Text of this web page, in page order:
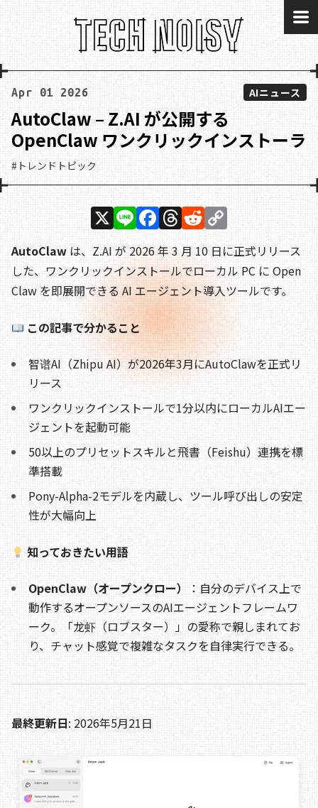
Apr 01 2026 AIニュース
AutoClaw – Z.AI が公開する
OpenClaw ワンクリックインストーラ
#トレンドトピック
X Li
n
e
F
a
c
e
b
o
o
k
T
h
re
a
s
R
e
d
di
o
p
y
n
k
AutoClaw は、Z.AI が 2026 年 3 月 10 日に正式リリース
した、ワンクリックインストールでローカル PC に Open
Claw を即展開できる AI エージェント導入ツールです。
この記事で分かること
智谱AI（Zhipu AI）が2026年3月にAutoClawを正式リ
リース
ワンクリックインストールで1分以内にローカルAIエー
ジェントを起動可能
50以上のプリセットスキルと飛書（Feishu）連携を標
準搭載
Pony-Alpha-2モデルを内蔵し、ツール呼び出しの安定
性が大幅向上
知っておきたい用語
OpenClaw（オープンクロー）
：自分のデバイス上で
動作するオープンソースのAIエージェントフレームワ
ーク。「龙虾（ロブスター）」の愛称で親しまれてお
り、チャット感覚で複雑なタスクを自律実行できる。
最終更新日: 2026年5月21日